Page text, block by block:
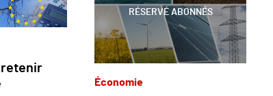
retenir
RÉSERVÉ ABONNÉS
Économie